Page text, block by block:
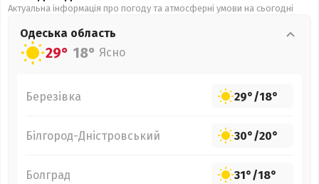
Актуальна інформація про погоду та атмосферні умови на сьогодні
Одеська область
29° 18° Ясно
Березівка 29°/18°
Білгород-Дністровський 30°/20°
Болград 31°/18°